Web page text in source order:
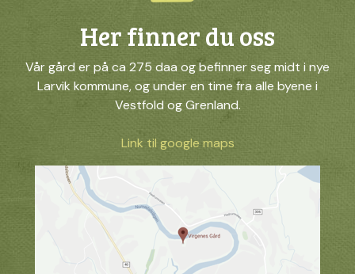
Her finner du oss
Vår gård er på ca 275 daa og befinner seg midt i nye
Larvik kommune, og under en time fra alle byene i
Vestfold og Grenland.
Link til google maps